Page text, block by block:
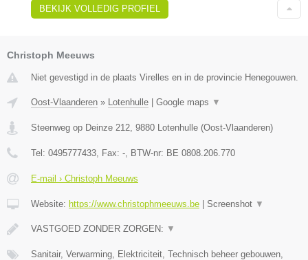
BEKIJK VOLLEDIG PROFIEL
Christoph Meeuws
Niet gevestigd in de plaats Virelles en in de provincie Henegouwen.
Oost-Vlaanderen » Lotenhulle Google maps ▼
Steenweg op Deinze 212 9880 Lotenhulle (Oost-Vlaanderen)
Tel: 0495777433 , Fax: - , BTW-nr: BE 0808.206.770
E-mail › Christoph Meeuws
Website: https://www.christophmeeuws.be Screenshot ▼
VASTGOED ZONDER ZORGEN: ▼
Sanitair, Verwarming, Elektriciteit, Technisch beheer gebouwen,